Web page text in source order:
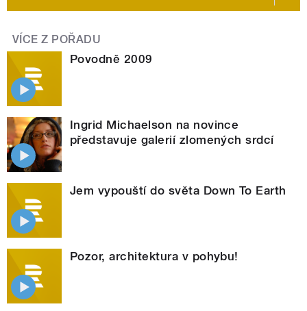
VÍCE Z POŘADU
Povodně 2009
Ingrid Michaelson na novince
představuje galerií zlomených srdcí
Jem vypouští do světa Down To Earth
Pozor, architektura v pohybu!